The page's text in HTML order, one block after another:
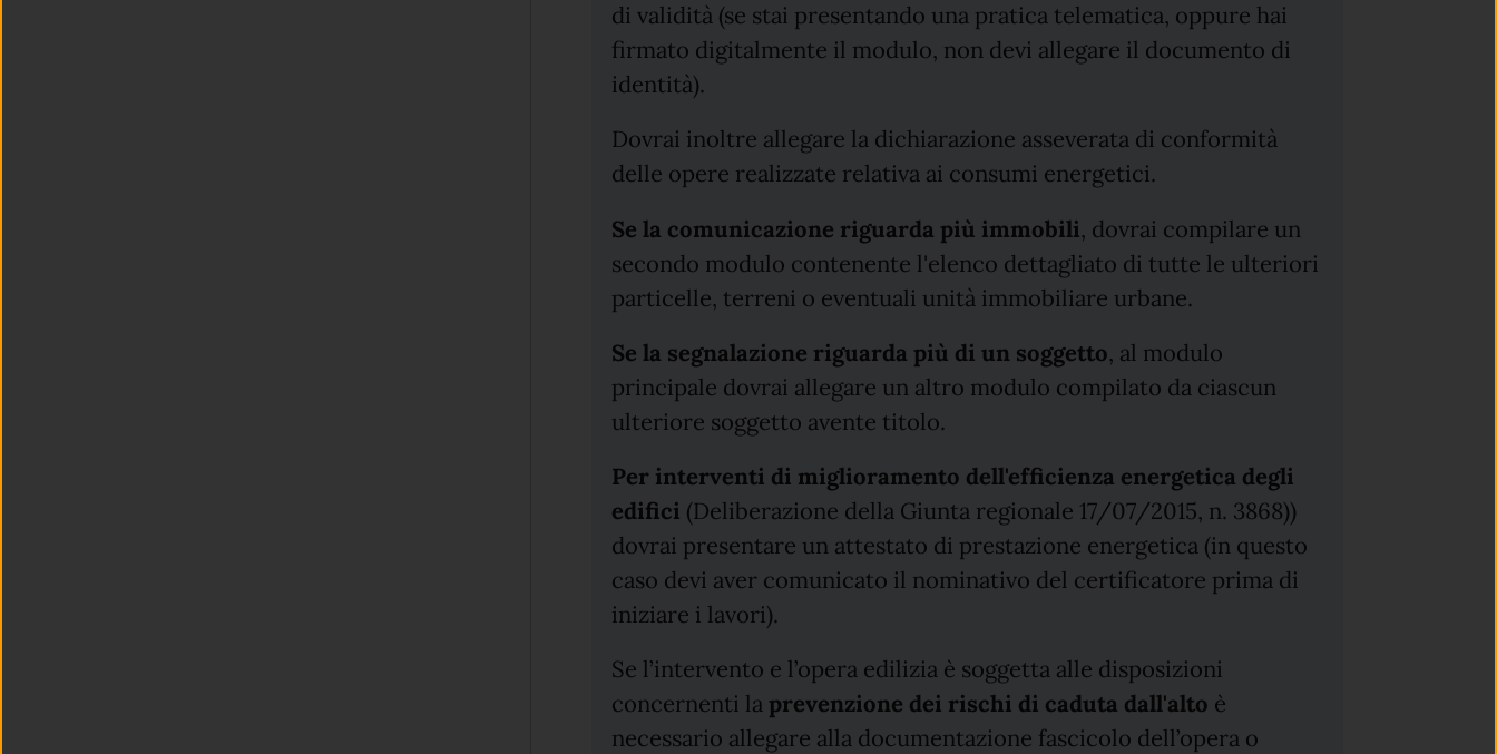
di validità (se stai presentando una pratica telematica, oppure hai
firmato digitalmente il modulo, non devi allegare il documento di
identità).
Dovrai inoltre allegare la dichiarazione asseverata di conformità
delle opere realizzate relativa ai consumi energetici.
Se la comunicazione riguarda più immobili, dovrai compilare un
secondo modulo contenente l'elenco dettagliato di tutte le ulteriori
particelle, terreni o eventuali unità immobiliare urbane.
Se la segnalazione riguarda più di un soggetto, al modulo
principale dovrai allegare un altro modulo compilato da ciascun
ulteriore soggetto avente titolo.
Per interventi di miglioramento dell'efficienza energetica degli
edifici (Deliberazione della Giunta regionale 17/07/2015, n. 3868))
dovrai presentare un attestato di prestazione energetica (in questo
caso devi aver comunicato il nominativo del certificatore prima di
iniziare i lavori).
Se l’intervento e l’opera edilizia è soggetta alle disposizioni
concernenti la prevenzione dei rischi di caduta dall'alto è
necessario allegare alla documentazione fascicolo dell’opera o